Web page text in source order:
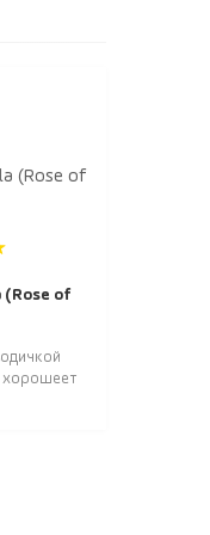
(Rose of
хорошеет